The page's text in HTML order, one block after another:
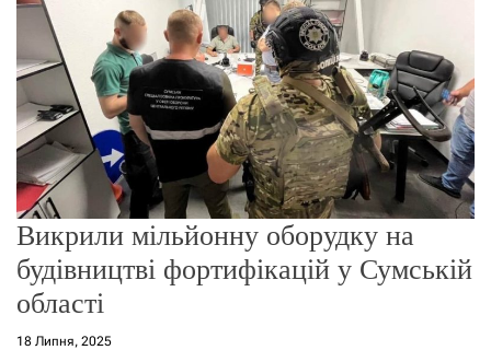
ж
и
м
у
Викрили мільйонну оборудку на
будівництві фортифікацій у Сумській
області
18 Липня, 2025